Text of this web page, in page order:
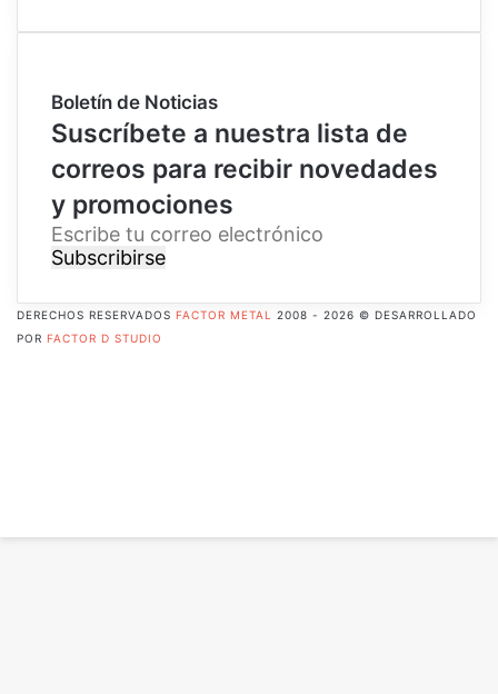
Boletín de Noticias
Suscríbete a nuestra lista de
correos para recibir novedades
y promociones
E
s
r
e
DERECHOS RESERVADOS FACTOR METAL
2008 - 2026 © DESARROLLADO
POR FACTOR D STUDIO